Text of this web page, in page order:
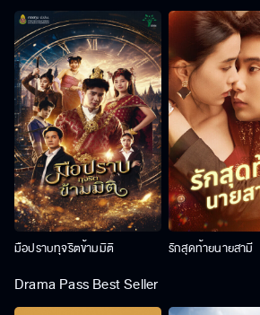
มือปราบทุจริตข้ามมิติ รักสุดท้ายนายสามี
Drama Pass Best Seller